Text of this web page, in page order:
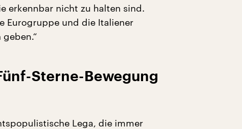
erkennbar nicht zu halten sind.
Eurogruppe und die Italiener
Sterne-Bewegung
Lega, die immer